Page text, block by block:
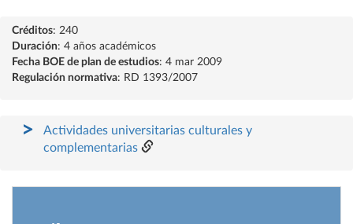
Créditos: 240
Duración: 4 años académicos
Fecha BOE de plan de estudios: 4 mar 2009
Regulación normativa: RD 1393/2007
Actividades universitarias culturales y
complementarias